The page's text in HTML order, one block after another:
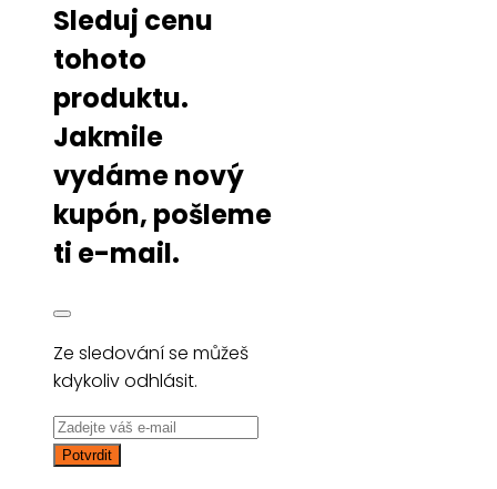
Sleduj cenu
tohoto
produktu.
Jakmile
vydáme nový
kupón, pošleme
ti e-mail.
Ze sledování se můžeš
kdykoliv odhlásit.